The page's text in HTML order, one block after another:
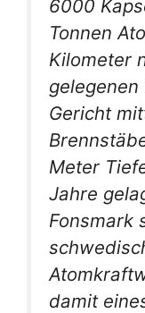
6000
Tonnen
Kilometer
Gericht
Meter
Jahre
Fonsmark
damit